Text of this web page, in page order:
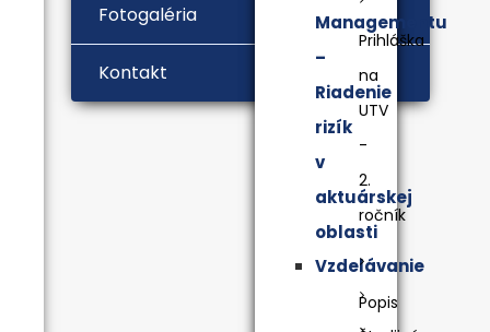
Prihláška
na
UTV
-
2.
ročník
Vzdelávanie
Managementu
–
Riadenie
rizík
v
aktuárskej
oblasti
Popis
Fotogaléria
Kontakt